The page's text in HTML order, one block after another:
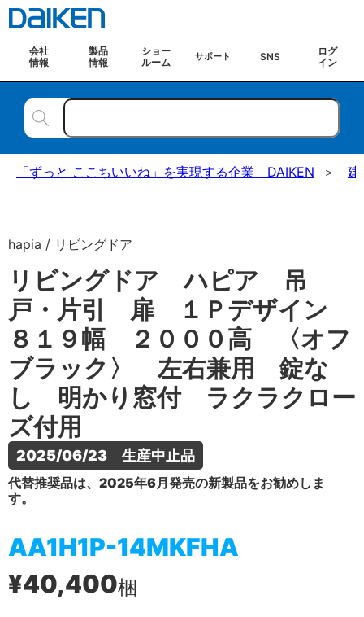
会社
情報
製品
情報
ショー
ルーム
サポート SNS
ログ
イン
「ずっと ここちいいね」を実現する企業 DAIKEN 建
hapia / リビングドア
リビングドア ハピア 吊
戸・片引 扉 １Ｐデザイン
８１９幅 ２０００高 〈オフ
ブラック〉 左右兼用 錠な
し 明かり窓付 ラクラクロー
ズ付用
2025/06/23　生産中止品
代替推奨品は、2025年6月発売の新製品をお勧めしま
す。
AA1H1P-14MKFHA
¥40,400梱